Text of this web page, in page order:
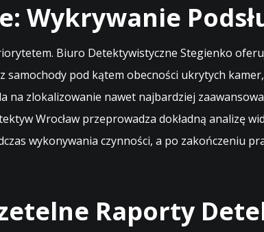
Wykrywanie
Biuro Detektywistyczne Stegienko
samochody pod kątem obecności ukrytych
zlokalizowanie nawet najbardziej
Wrocław przeprowadza dokładną analizę
wykonywania czynności, a po zakończeniu
Raporty